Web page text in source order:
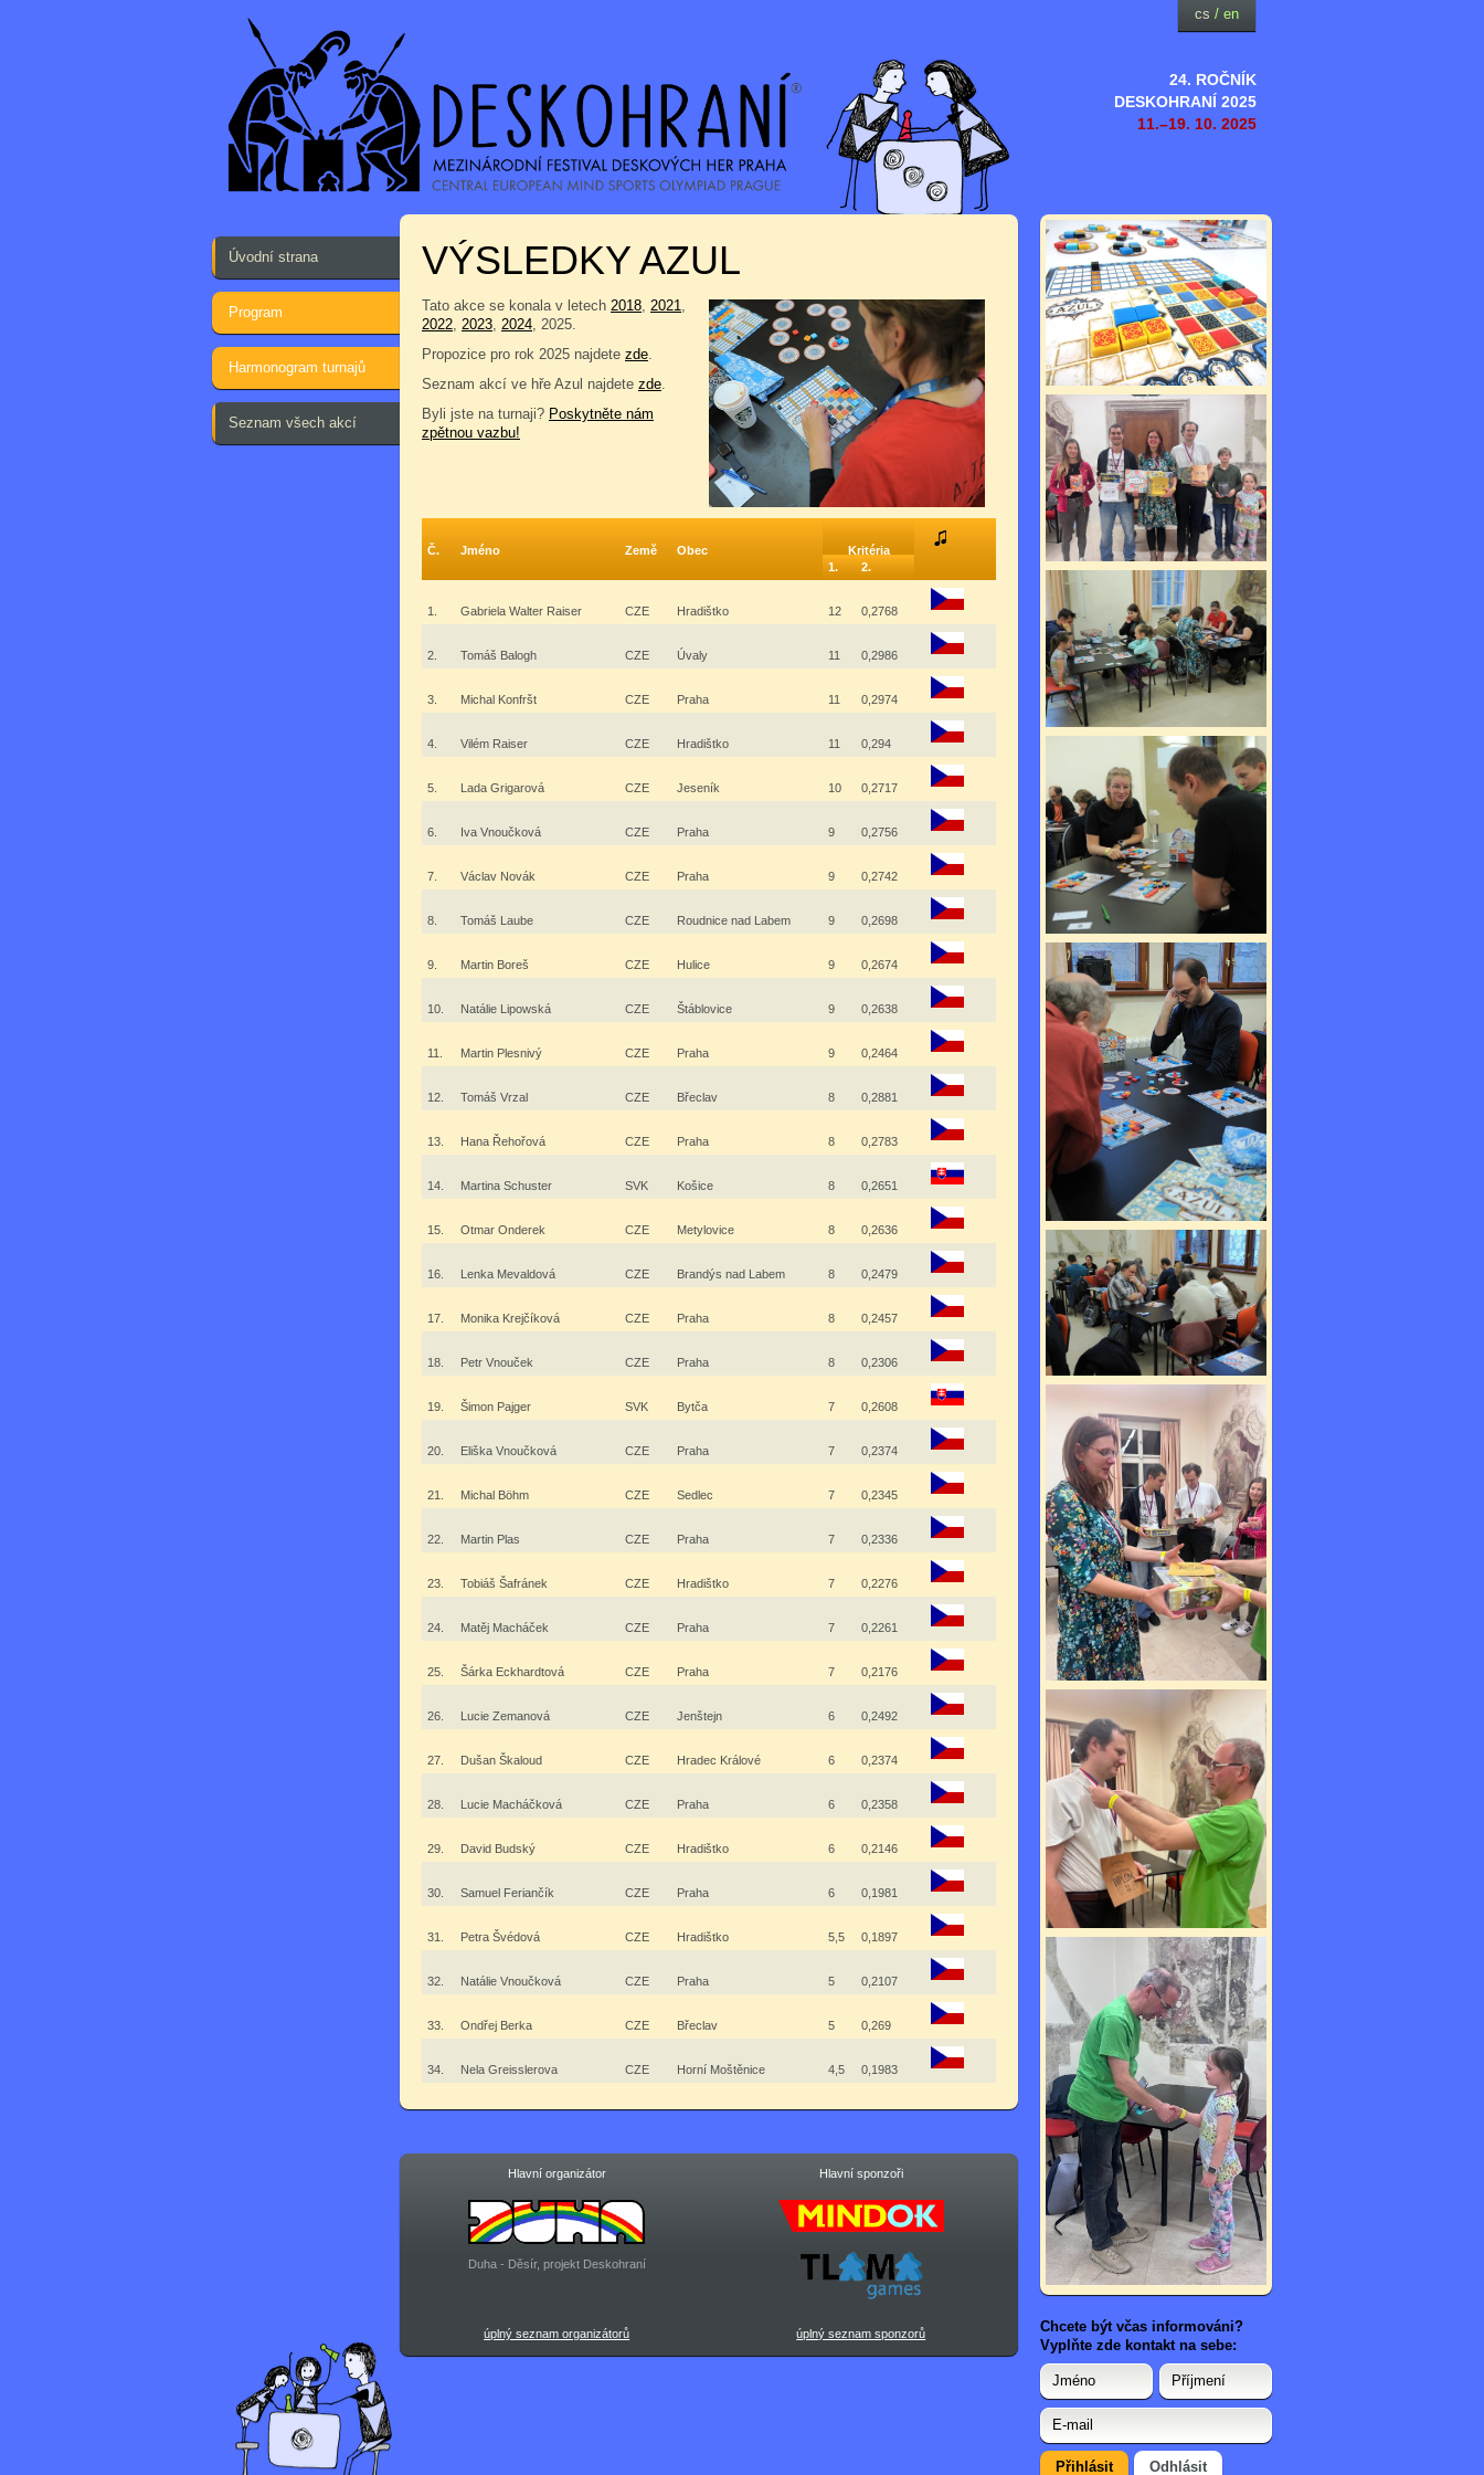
24. ROČNÍK
DESKOHRANÍ 2025
11.–19. 10. 2025
cs / en
Úvodní strana
Program
Harmonogram turnajů
Seznam všech akcí
VÝSLEDKY AZUL
Tato akce se konala v letech 2018, 2021,
2022, 2023, 2024, 2025.
Propozice pro rok 2025 najdete zde.
Seznam akcí ve hře Azul najdete zde.
Byli jste na turnaji? Poskytněte nám
zpětnou vazbu!
Č. Jméno Země Obec
Kritéria
1.
2.
1. Gabriela Walter Raiser CZE Hradištko 12 0,2768
2. Tomáš Balogh CZE Úvaly 11 0,2986
3. Michal Konfršt CZE Praha 11 0,2974
4. Vilém Raiser CZE Hradištko 11 0,294
5. Lada Grigarová CZE Jeseník 10 0,2717
6. Iva Vnoučková CZE Praha 9 0,2756
7. Václav Novák CZE Praha 9 0,2742
8. Tomáš Laube CZE Roudnice nad Labem 9 0,2698
9. Martin Boreš CZE Hulice 9 0,2674
10. Natálie Lipowská CZE Štáblovice 9 0,2638
11. Martin Plesnivý CZE Praha 9 0,2464
12. Tomáš Vrzal CZE Břeclav 8 0,2881
13. Hana Řehořová CZE Praha 8 0,2783
14. Martina Schuster SVK Košice 8 0,2651
15. Otmar Onderek CZE Metylovice 8 0,2636
16. Lenka Mevaldová CZE Brandýs nad Labem 8 0,2479
17. Monika Krejčíková CZE Praha 8 0,2457
18. Petr Vnouček CZE Praha 8 0,2306
19. Šimon Pajger SVK Bytča 7 0,2608
20. Eliška Vnoučková CZE Praha 7 0,2374
21. Michal Böhm CZE Sedlec 7 0,2345
22. Martin Plas CZE Praha 7 0,2336
23. Tobiáš Šafránek CZE Hradištko 7 0,2276
24. Matěj Macháček CZE Praha 7 0,2261
25. Šárka Eckhardtová CZE Praha 7 0,2176
26. Lucie Zemanová CZE Jenštejn 6 0,2492
27. Dušan Škaloud CZE Hradec Králové 6 0,2374
28. Lucie Macháčková CZE Praha 6 0,2358
29. David Budský CZE Hradištko 6 0,2146
30. Samuel Feriančík CZE Praha 6 0,1981
31. Petra Švédová CZE Hradištko 5,5 0,1897
32. Natálie Vnoučková CZE Praha 5 0,2107
33. Ondřej Berka CZE Břeclav 5 0,269
34. Nela Greisslerova CZE Horní Moštěnice 4,5 0,1983
Hlavní organizátor Hlavní sponzoři
Duha - Děsír, projekt Deskohraní
úplný seznam organizátorů úplný seznam sponzorů
Chcete být včas informováni?
Vyplňte zde kontakt na sebe: